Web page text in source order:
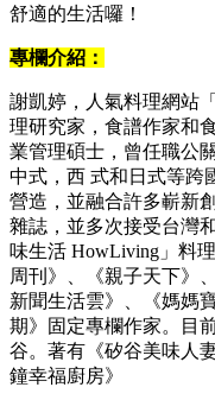
舒適的生活囉！
專欄介紹：
謝凱婷，人氣料理網站
理研究家，食譜作家和
業管理碩士，曾任職公
中式，西 式和日式等跨
營造，並融合許多嶄新
雜誌，並多次接受台灣
味生活 HowLiving」料
周刊》、《親子天下》
新聞生活雲》、《媽媽
期》固定專欄作家。目
谷。著有《矽谷美味人
鐘幸福廚房》